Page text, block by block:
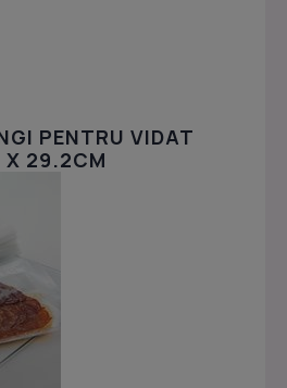
PENTRU VIDAT
X 29.2CM